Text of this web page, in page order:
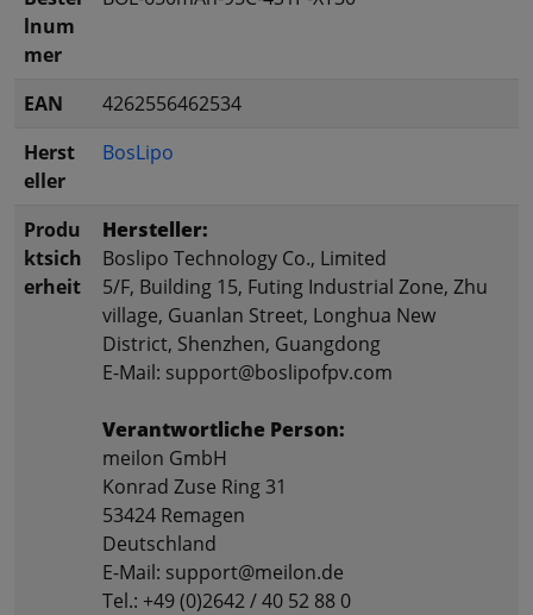
lnum
mer
EAN
4262556462534
Herst
eller
BosLipo
Produ
ktsich
erheit
Hersteller:
Boslipo Technology Co., Limited
5/F, Building 15, Futing Industrial Zone, Zhu
village, Guanlan Street, Longhua New
District, Shenzhen, Guangdong
E-Mail: support@boslipofpv.com
Verantwortliche Person:
meilon GmbH
Konrad Zuse Ring 31
53424 Remagen
Deutschland
E-Mail: support@meilon.de
Tel.: +49 (0)2642 / 40 52 88 0